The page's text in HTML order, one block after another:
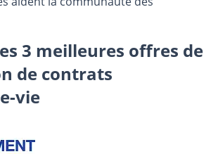
3 meilleures offres de
de contrats
vie